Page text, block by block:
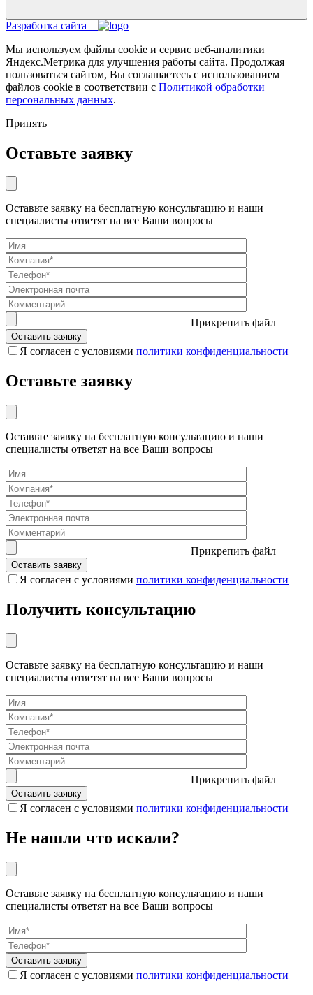
Разработка сайта –
Мы используем файлы cookie и сервис веб-аналитики
Яндекс.Метрика для улучшения работы сайта. Продолжая
пользоваться сайтом, Вы соглашаетесь с использованием
файлов cookie в соответствии с Политикой обработки
персональных данных.
Принять
Оставьте заявку
Оставьте заявку на бесплатную консультацию и наши
специалисты ответят на все Ваши вопросы
Прикрепить файл
Я согласен с условиями политики конфиденциальности
Оставьте заявку
Оставьте заявку на бесплатную консультацию и наши
специалисты ответят на все Ваши вопросы
Прикрепить файл
Я согласен с условиями политики конфиденциальности
Получить консультацию
Оставьте заявку на бесплатную консультацию и наши
специалисты ответят на все Ваши вопросы
Прикрепить файл
Я согласен с условиями политики конфиденциальности
Не нашли что искали?
Оставьте заявку на бесплатную консультацию и наши
специалисты ответят на все Ваши вопросы
Я согласен с условиями политики конфиденциальности